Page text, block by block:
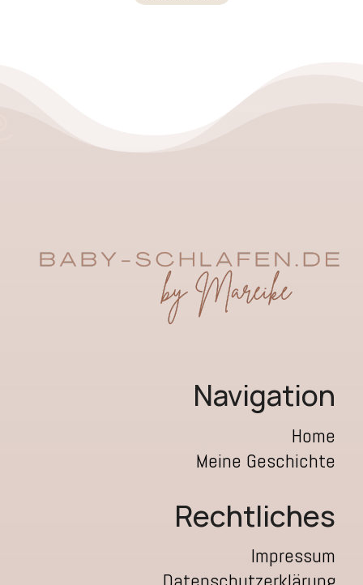
Navigation
Home
Meine Geschichte
Rechtliches
Impressum